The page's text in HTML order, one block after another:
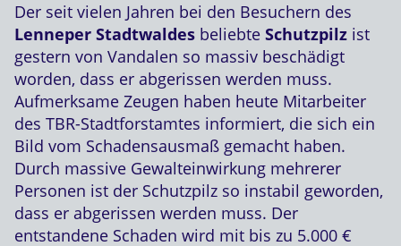
Der seit vielen Jahren bei den Besuchern des
Lenneper Stadtwaldes beliebte Schutzpilz ist
gestern von Vandalen so massiv beschädigt
worden, dass er abgerissen werden muss.
Aufmerksame Zeugen haben heute Mitarbeiter
des TBR-Stadtforstamtes informiert, die sich ein
Bild vom Schadensausmaß gemacht haben.
Durch massive Gewalteinwirkung mehrerer
Personen ist der Schutzpilz so instabil geworden,
dass er abgerissen werden muss. Der
entstandene Schaden wird mit bis zu 5.000 €